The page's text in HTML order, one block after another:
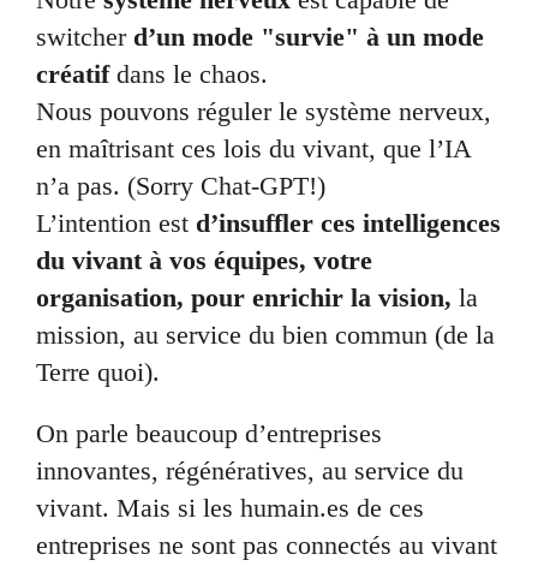
switcher d’un mode "survie" à un mode
créatif dans le chaos.
Nous pouvons réguler le système nerveux,
en maîtrisant ces lois du vivant, que l’IA
n’a pas. (Sorry Chat-GPT!)
L’intention est d’insuffler ces intelligences
du vivant à vos équipes, votre
organisation, pour enrichir la vision, la
mission, au service du bien commun (de la
Terre quoi).
On parle beaucoup d’entreprises
innovantes, régénératives, au service du
vivant. Mais si les humain.es de ces
entreprises ne sont pas connectés au vivant